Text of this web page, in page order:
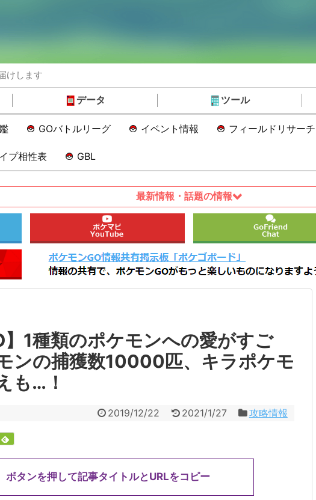
けします
データ ツール
GOバトルリーグ イベント情報 フィールドリサーチ
プ相性表 GBL
最新情報・話題の情報
】1種類のポケモンへの愛がすご
ンの捕獲数10000匹、キラポケモ
も…！
2019/12/22 2021/1/27 攻略情報
ボタンを押して記事タイトルとURLをコピー